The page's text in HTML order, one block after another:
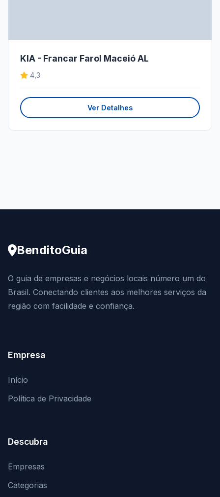
KIA - Francar Farol Maceió AL
4,3
Ver Detalhes
BenditoGuia
O guia de empresas e negócios locais número um do
Brasil. Conectando clientes aos melhores serviços da
região com facilidade e confiança.
Empresa
Início
Política de Privacidade
Descubra
Empresas
Categorias